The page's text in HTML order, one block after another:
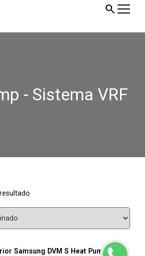
search
- Sistema VRF
Samsung DVM S Heat Pump